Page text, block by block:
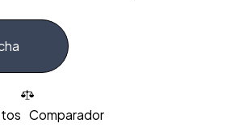
Comparador